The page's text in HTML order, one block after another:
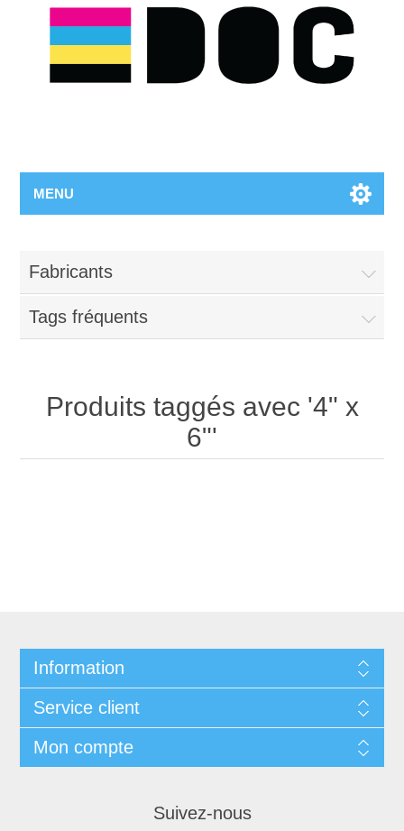
MENU
Fabricants
Tags fréquents
Produits taggés avec '4" x
6"'
Information
Service client
Mon compte
Suivez-nous